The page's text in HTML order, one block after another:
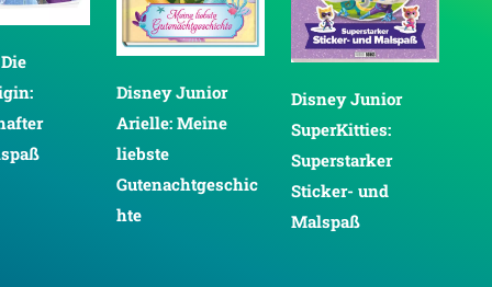
Disney Junior
Arielle: Meine
liebste
Gutenachtgeschic
Disney Junior
SuperKitties:
Superstarker
Sticker- und
Disney Minnie:
Mein großer
Styling-Spaß:
Stickern,